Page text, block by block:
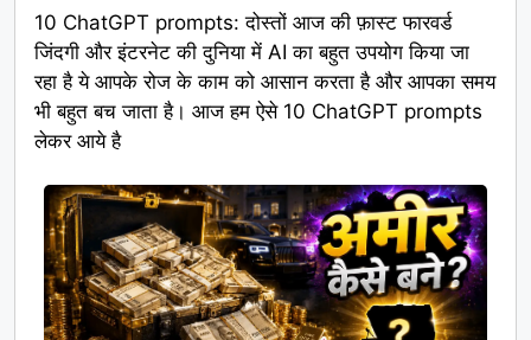
10 ChatGPT prompts: दोस्तों आज की फ़ास्ट फारवर्ड
जिंदगी और इंटरनेट की दुनिया में AI का बहुत उपयोग किया जा
रहा है ये आपके रोज के काम को आसान करता है और आपका समय
भी बहुत बच जाता है। आज हम ऐसे 10 ChatGPT prompts
लेकर आये है